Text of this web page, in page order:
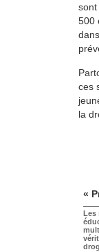
sont
500
ces
la
«
Les